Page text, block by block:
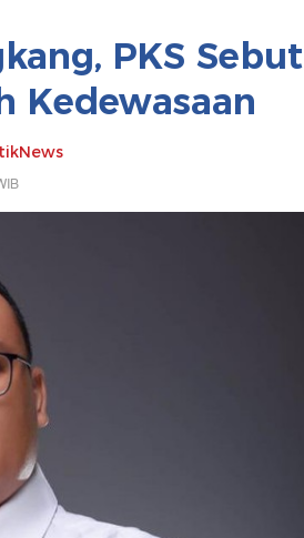
PKS Sebut
Kedewasaan